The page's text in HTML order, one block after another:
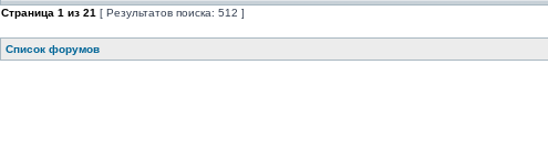
Страница 1 из 21 [ Результатов поиска: 512 ]
Список форумов